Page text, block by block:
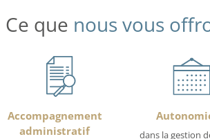
Ce que nous vous
Accompagnement
administratif
dans la gestion